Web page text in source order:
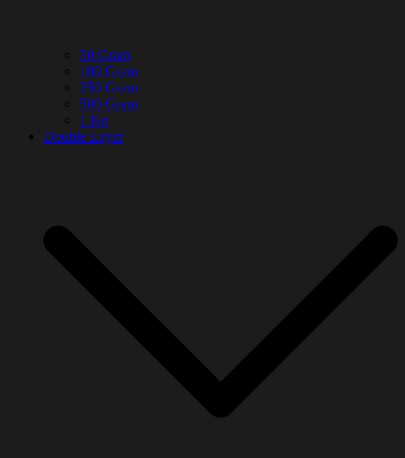
50 Gram
100 Gram
250 Gram
500 Gram
1 Kg
Double Layer